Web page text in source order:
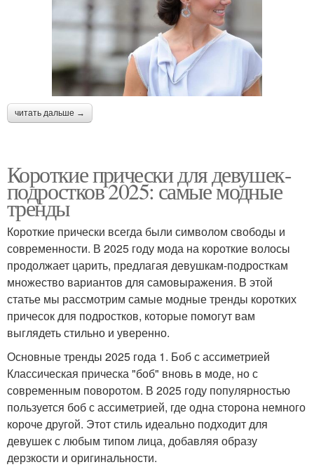
читать дальше →
Короткие прически для девушек-
подростков 2025: самые модные
тренды
Короткие прически всегда были символом свободы и
современности. В 2025 году мода на короткие волосы
продолжает царить, предлагая девушкам-подросткам
множество вариантов для самовыражения. В этой
статье мы рассмотрим самые модные тренды коротких
причесок для подростков, которые помогут вам
выглядеть стильно и уверенно.
Основные тренды 2025 года 1. Боб с ассиметрией
Классическая прическа "боб" вновь в моде, но с
современным поворотом. В 2025 году популярностью
пользуется боб с ассиметрией, где одна сторона немного
короче другой. Этот стиль идеально подходит для
девушек с любым типом лица, добавляя образу
дерзкости и оригинальности.